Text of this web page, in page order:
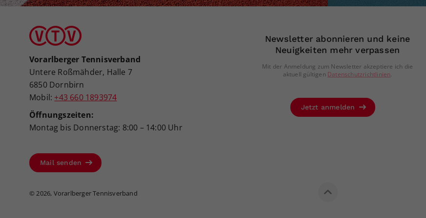
Vorarlberger Tennisverband
Untere Roßmähder, Halle 7
6850 Dornbirn
Mobil: +43 660 1893974
Öffnungszeiten:
Montag bis Donnerstag: 8:00 – 14:00 Uhr
Mail senden
Newsletter abonnieren und keine
Neuigkeiten mehr verpassen
Mit der Anmeldung zum Newsletter akzeptiere ich die
aktuell gültigen Datenschutzrichtlinien.
Jetzt anmelden
©2026, Vorarlberger Tennisverband